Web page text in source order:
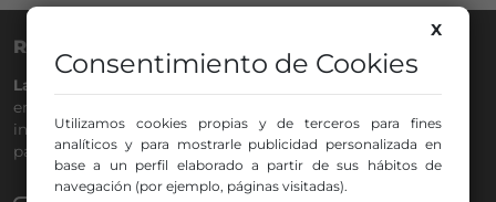
RADIO NERVIÓN
La Gran Familia
emisora de Bilbao para todos los públicos, con Más Música,
información a menos cinco, deportes, tráfico y la
participación de los oyentes.
X
Consentimiento de Cookies
Utilizamos cookies propias y de terceros para fines
analíticos y para mostrarle publicidad personalizada en
base a un perfil elaborado a partir de sus hábitos de
navegación (por ejemplo, páginas visitadas).